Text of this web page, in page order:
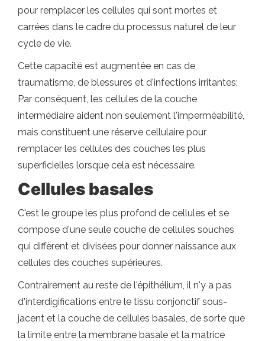
pour remplacer les cellules qui sont mortes et
carrées dans le cadre du processus naturel de leur
cycle de vie.
Cette capacité est augmentée en cas de
traumatisme, de blessures et d'infections irritantes;
Par conséquent, les cellules de la couche
intermédiaire aident non seulement l'imperméabilité,
mais constituent une réserve cellulaire pour
remplacer les cellules des couches les plus
superficielles lorsque cela est nécessaire.
Cellules basales
C'est le groupe les plus profond de cellules et se
compose d'une seule couche de cellules souches
qui diffèrent et divisées pour donner naissance aux
cellules des couches supérieures.
Contrairement au reste de l'épithélium, il n'y a pas
d'interdigifications entre le tissu conjonctif sous-
jacent et la couche de cellules basales, de sorte que
la limite entre la membrane basale et la matrice